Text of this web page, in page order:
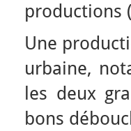
productions
Une
urbaine,
les deux
bons